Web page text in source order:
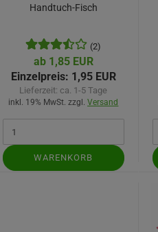
Handtuch-Fisch
(2)
ab 1,85 EUR
Einzelpreis: 1,95 EUR
Lieferzeit: ca. 1-5 Tage
inkl. 19% MwSt. zzgl.Versand
WARENKORB